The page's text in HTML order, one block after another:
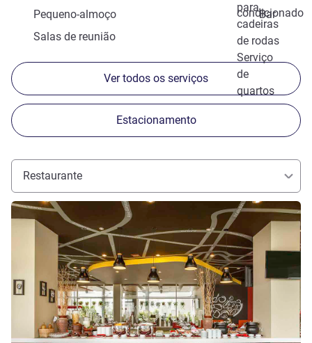
para
cadeiras
de rodas
condicionado
Pequeno-almoço
Bar
Salas de reunião
Serviço
de
quartos
Ver todos os serviços
Estacionamento
Restaurante
Ver detalhes